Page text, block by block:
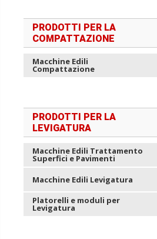
PRODOTTI PER LA
COMPATTAZIONE
Macchine Edili
Compattazione
PRODOTTI PER LA
LEVIGATURA
Macchine Edili Trattamento
Superfici e Pavimenti
Macchine Edili Levigatura
Platorelli e moduli per
Levigatura